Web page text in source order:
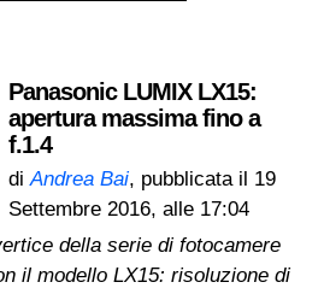
Panasonic LUMIX LX15:
apertura massima fino a
f.1.4
diAndrea Bai, pubblicata il 19
Settembre 2016, alle 17:04
della serie di fotocamere
il modello LX15: risoluzione di